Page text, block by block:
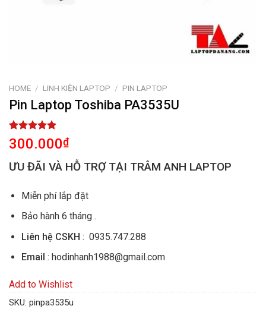
HOME / LINH KIỆN LAPTOP / PIN LAPTOP
Pin Laptop Toshiba PA3535U
Rated
5.00
out of 5
1
customer
300.000₫
ƯU ĐÃI VÀ HỖ TRỢ TẠI TRÂM ANH LAPTOP
Miễn phí lắp đặt
Bảo hành 6 tháng .
Liên hệ CSKH : 0935.747.288
Email : hodinhanh1988@gmail.com
Add to Wishlist
SKU: pinpa3535u